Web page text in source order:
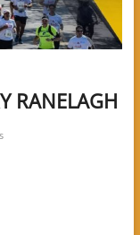
RANELAGH